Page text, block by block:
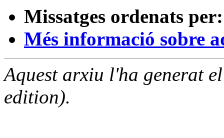
Missatges ordenats per:
Més informació sobre
Aquest arxiu l'ha generat
edition).